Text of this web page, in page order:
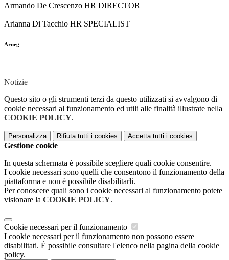
Armando De Crescenzo HR DIRECTOR
Arianna Di Tacchio HR SPECIALIST
Arneg
Notizie
Questo sito o gli strumenti terzi da questo utilizzati si avvalgono di
cookie necessari al funzionamento ed utili alle finalità illustrate nella
COOKIE POLICY.
Personalizza Rifiuta tutti i cookies Accetta tutti i cookies
Gestione cookie
In questa schermata è possibile scegliere quali cookie consentire.
I cookie necessari sono quelli che consentono il funzionamento della
piattaforma e non è possibile disabilitarli.
Per conoscere quali sono i cookie necessari al funzionamento potete
visionare la COOKIE POLICY.
Cookie necessari per il funzionamento
I cookie necessari per il funzionamento non possono essere
disabilitati. È possibile consultare l'elenco nella pagina della cookie
policy.